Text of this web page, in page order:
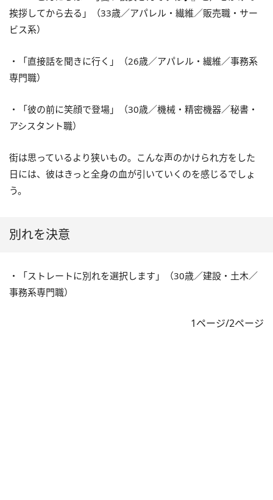
挨拶してから去る」（33歳／アパレル・繊維／販売職・サー
ビス系）
・「直接話を聞きに行く」（26歳／アパレル・繊維／事務系
専門職）
・「彼の前に笑顔で登場」（30歳／機械・精密機器／秘書・
アシスタント職）
街は思っているより狭いもの。こんな声のかけられ方をした
日には、彼はきっと全身の血が引いていくのを感じるでしょ
う。
別れを決意
・「ストレートに別れを選択します」（30歳／建設・土木／
事務系専門職）
1ページ/2ページ